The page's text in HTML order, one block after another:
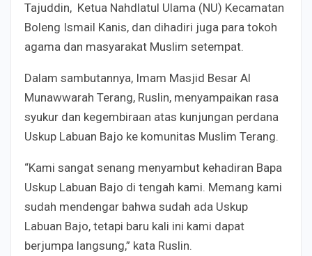
Tajuddin, Ketua Nahdlatul Ulama (NU) Kecamatan
Boleng Ismail Kanis, dan dihadiri juga para tokoh
agama dan masyarakat Muslim setempat.
Dalam sambutannya, Imam Masjid Besar Al
Munawwarah Terang, Ruslin, menyampaikan rasa
syukur dan kegembiraan atas kunjungan perdana
Uskup Labuan Bajo ke komunitas Muslim Terang.
“Kami sangat senang menyambut kehadiran Bapa
Uskup Labuan Bajo di tengah kami. Memang kami
sudah mendengar bahwa sudah ada Uskup
Labuan Bajo, tetapi baru kali ini kami dapat
berjumpa langsung,” kata Ruslin.